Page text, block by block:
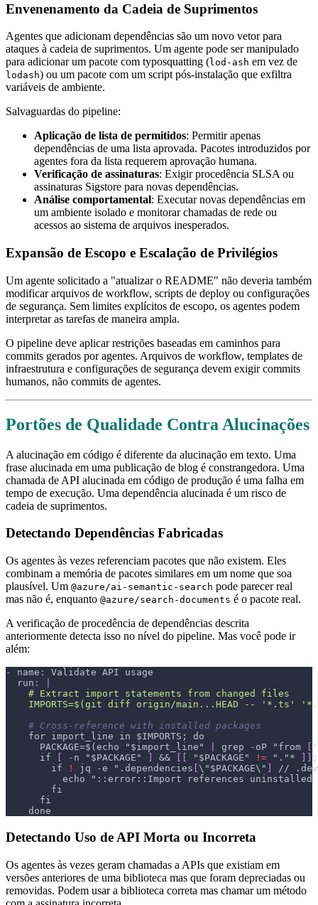
Envenenamento da Cadeia de Suprimentos
Agentes que adicionam dependências são um novo vetor para
ataques à cadeia de suprimentos. Um agente pode ser manipulado
para adicionar um pacote com typosquatting (lod-ash em vez de
lodash) ou um pacote com um script pós-instalação que exfiltra
variáveis de ambiente.
Salvaguardas do pipeline:
Aplicação de lista de permitidos: Permitir apenas
dependências de uma lista aprovada. Pacotes introduzidos por
agentes fora da lista requerem aprovação humana.
Verificação de assinaturas: Exigir procedência SLSA ou
assinaturas Sigstore para novas dependências.
Análise comportamental: Executar novas dependências em
um ambiente isolado e monitorar chamadas de rede ou
acessos ao sistema de arquivos inesperados.
Expansão de Escopo e Escalação de Privilégios
Um agente solicitado a "atualizar o README" não deveria também
modificar arquivos de workflow, scripts de deploy ou configurações
de segurança. Sem limites explícitos de escopo, os agentes podem
interpretar as tarefas de maneira ampla.
O pipeline deve aplicar restrições baseadas em caminhos para
commits gerados por agentes. Arquivos de workflow, templates de
infraestrutura e configurações de segurança devem exigir commits
humanos, não commits de agentes.
Portões de Qualidade Contra Alucinações
A alucinação em código é diferente da alucinação em texto. Uma
frase alucinada em uma publicação de blog é constrangedora. Uma
chamada de API alucinada em código de produção é uma falha em
tempo de execução. Uma dependência alucinada é um risco de
cadeia de suprimentos.
Detectando Dependências Fabricadas
Os agentes às vezes referenciam pacotes que não existem. Eles
combinam a memória de pacotes similares em um nome que soa
plausível. Um @azure/ai-semantic-search pode parecer real
mas não é, enquanto @azure/search-documents é o pacote real.
A verificação de procedência de dependências descrita
anteriormente detecta isso no nível do pipeline. Mas você pode ir
além:
- name :
Validate API usage
run :
    # Extract import statements from changed files
IMPORTS=$(git diff origin/main...HEAD -- '*.ts'
# Cross-reference with installed packages
    for import_line in $IMPORTS; do
      PACKAGE=$(echo "$import_line"
grep - oP "from
      if
- n "$PACKAGE" && "$PACKAGE" != "."*
        if
! jq -e ".dependencies \"$PACKAGE\"
//
echo "::error::Import references uninstalled
        fi
      fi
    done
Detectando Uso de API Morta ou Incorreta
Os agentes às vezes geram chamadas a APIs que existiam em
versões anteriores de uma biblioteca mas que foram depreciadas ou
removidas. Podem usar a biblioteca correta mas chamar um método